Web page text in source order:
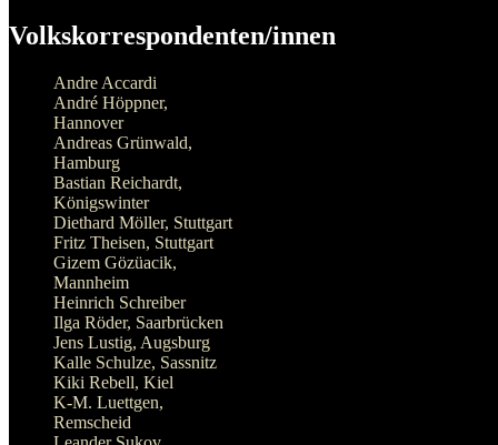
Volkskorrespondenten/innen
Andre Accardi
André Höppner,
Hannover
Andreas Grünwald,
Hamburg
Bastian Reichardt,
Königswinter
Diethard Möller, Stuttgart
Fritz Theisen, Stuttgart
Gizem Gözüacik,
Mannheim
Heinrich Schreiber
Ilga Röder, Saarbrücken
Jens Lustig, Augsburg
Kalle Schulze, Sassnitz
Kiki Rebell, Kiel
K-M. Luettgen,
Remscheid